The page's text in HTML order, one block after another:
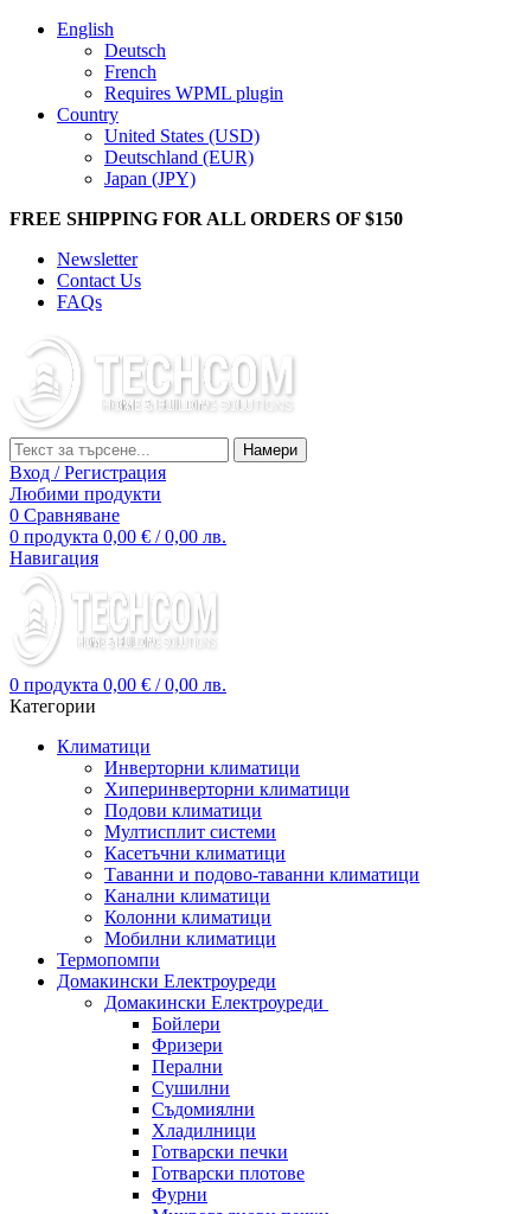
English
Deutsch
French
Requires WPML plugin
Country
United States (USD)
Deutschland (EUR)
Japan (JPY)
FREE SHIPPING FOR ALL ORDERS OF $150
Newsletter
Contact Us
FAQs
Намери
Вход / Регистрация
Любими продукти
0 Сравняване
0 продукта 0,00 € / 0,00 лв.
Навигация
0 продукта 0,00 € / 0,00 лв.
Категории
Климатици
Инверторни климатици
Хиперинверторни климатици
Подови климатици
Мултисплит системи
Касетъчни климатици
Таванни и подово-таванни климатици
Канални климатици
Колонни климатици
Мобилни климатици
Термопомпи
Домакински Електроуреди
Домакински Електроуреди
Бойлери
Фризери
Перални
Сушилни
Съдомиялни
Хладилници
Готварски печки
Готварски плотове
Фурни